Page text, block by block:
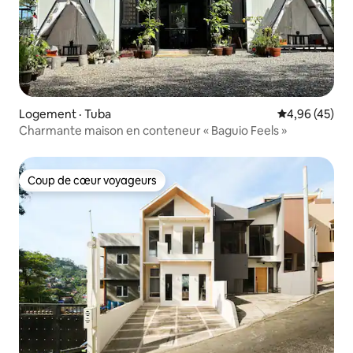
Logement · Tuba Note
4,96 (45)
Charmante maison en conteneur « Baguio Feels »
Coup de cœur voyageurs
Coup de cœur voyageurs